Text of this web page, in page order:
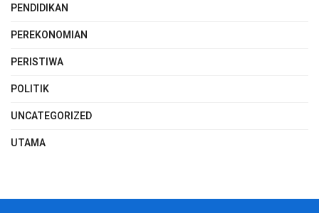
PENDIDIKAN
PEREKONOMIAN
PERISTIWA
POLITIK
UNCATEGORIZED
UTAMA